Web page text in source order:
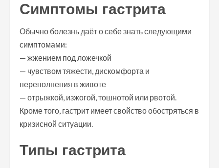
Симптомы гастрита
Обычно болезнь даёт о себе знать следующими
симптомами:
— жжением под ложечкой
— чувством тяжести, дискомфорта и
переполнения в животе
— отрыжкой, изжогой, тошнотой или рвотой.
Кроме того, гастрит имеет свойство обостряться в
кризисной ситуации.
Типы гастрита